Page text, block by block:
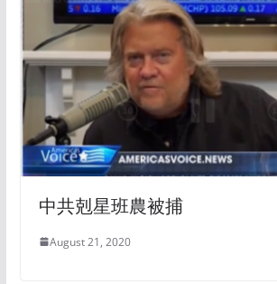
中共剋星班農被捕
August 21, 2020